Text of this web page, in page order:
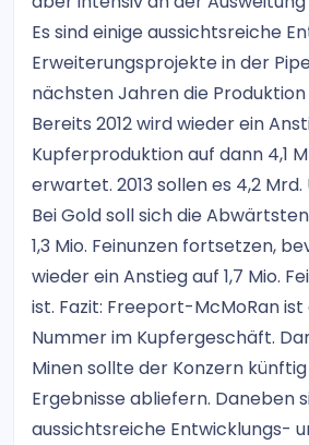
Es sind einige aussichtsreiche
Erweiterungsprojekte in der
nächsten Jahren die
Bereits 2012 wird wieder ein
Kupferproduktion auf dann 4,1
erwartet. 2013 sollen es 4,2 Mrd.
Bei Gold soll sich die
1,3 Mio. Feinunzen fortsetzen,
wieder ein Anstieg auf 1,7 Mio.
ist. Fazit: Freeport-McMoRan
Nummer im Kupfergeschäft.
Minen sollte der Konzern
Ergebnisse abliefern. Daneben
aussichtsreiche Entwicklungs-